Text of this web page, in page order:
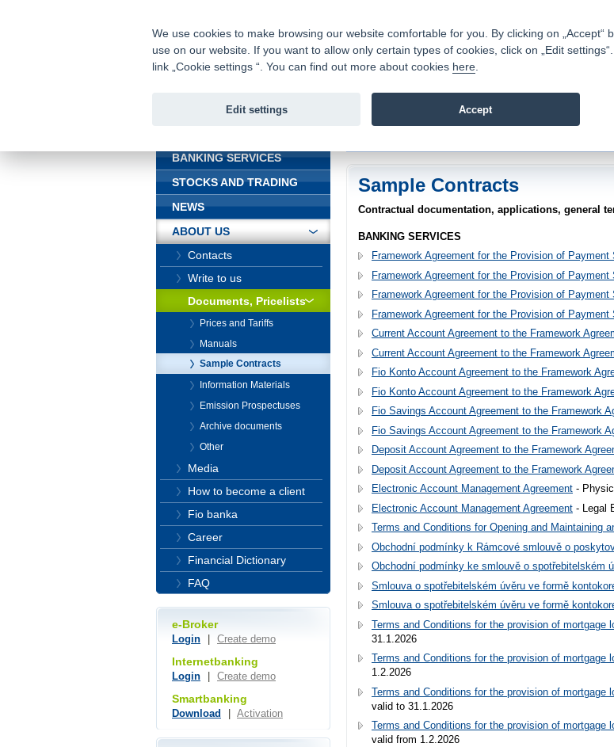
Fio banka
Fio banka is a modern Czech
providing fee-free general banking
Sample Contracts
Contractual documentation, applications, general
BANKING SERVICES
Framework Agreement for the Provision of Payment
Framework Agreement for the Provision of Payment
Framework Agreement for the Provision of Payment
Framework Agreement for the Provision of Payment
Current Account Agreement to the Framework
Current Account Agreement to the Framework
Fio Konto Account Agreement to the Framework
Fio Konto Account Agreement to the Framework
Fio Savings Account Agreement to the Framework
Fio Savings Account Agreement to the Framework
Deposit Account Agreement to the Framework
Deposit Account Agreement to the Framework
Electronic Account Management Agreement -
Electronic Account Management Agreement - Legal
Terms and Conditions for Opening and Maintaining
Obchodní podmínky k Rámcové smlouvě o
Obchodní podmínky ke smlouvě o spotřebitelském
Smlouva o spotřebitelském úvěru ve formě
Smlouva o spotřebitelském úvěru ve formě
Terms and Conditions for the provision of mortgage
31.1.2026
Terms and Conditions for the provision of mortgage
1.2.2026
Terms and Conditions for the provision of mortgage
valid to 31.1.2026
Terms and Conditions for the provision of mortgage
valid from 1.2.2026
BANKING SERVICES
STOCKS AND TRADING
NEWS
ABOUT US
Contacts
Write to us
Documents, Pricelists
Prices and Tariffs
Manuals
Sample Contracts
Information Materials
Emission Prospectuses
Archive documents
Other
Media
How to become a client
Fio banka
Career
Financial Dictionary
FAQ
e-Broker
Login Create demo
Internetbanking
Login Create demo
Smartbanking
Download Activation
We use cookies to make browsing our website comfortable for you. By clicking on
use on our website. If you want to allow only certain types of cookies, click on „Edit
link „Cookie settings “. You can find out more about cookies here
Edit settings Accept